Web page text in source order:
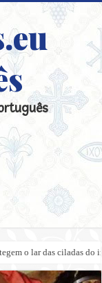
o lar das ciladas do